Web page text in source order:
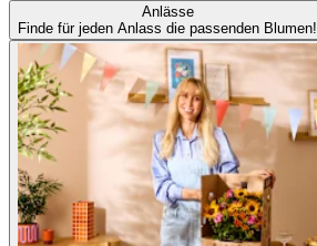
Anlässe
Finde für jeden Anlass die passenden Blumen!